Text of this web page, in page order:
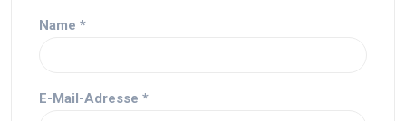
Name *
E-Mail-Adresse *